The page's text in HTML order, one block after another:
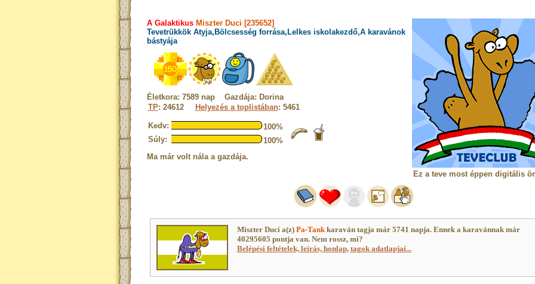
A GalaktikusMiszter Duci [235652]
Tevetrükkök Atyja,Bölcsesség forrása,Lelkes iskolakezdő,A karavánok
bástyája
Életkora: 7589 nap Gazdája: Dorina
TP: 24612 Helyezés a toplistában: 5461
Kedv:
100%
Súly:
100%
Ma már volt nála a gazdája.
Ez a teve most éppen digitális
Miszter Duci a(z) Pa-Tankkaraván tagja már 5741 napja. Ennek a karavánnak már
40295605 pontja van. Nem rossz, mi?
Belépési feltételek, leírás, honlap, tagok adatlapjai...